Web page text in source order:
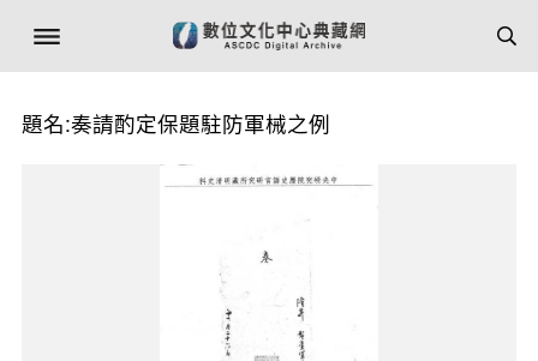
題名:奏請酌定保題駐防軍械之例